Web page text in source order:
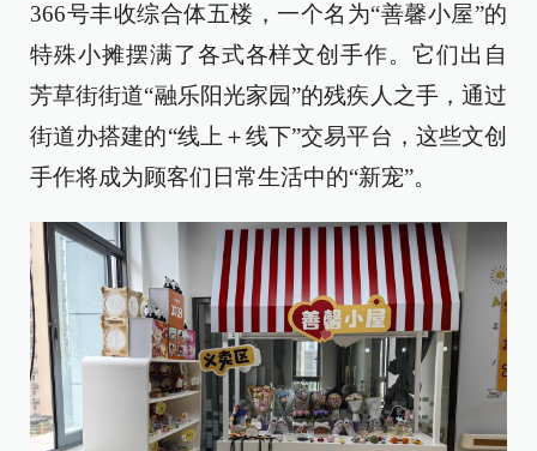
366号丰收综合体五楼，一个名为“善馨小屋”的
特殊小摊摆满了各式各样文创手作。它们出自
芳草街街道“融乐阳光家园”的残疾人之手，通过
街道办搭建的“线上＋线下”交易平台，这些文创
手作将成为顾客们日常生活中的“新宠”。